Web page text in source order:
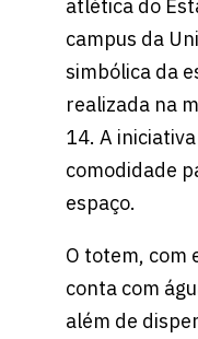
atlética do
campus da
simbólica da
realizada na
14. A
comodidade
espaço.
O totem, com
conta com
além de